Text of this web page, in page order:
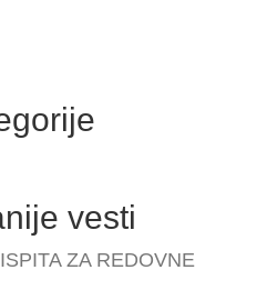
vesti
ZA REDOVNE